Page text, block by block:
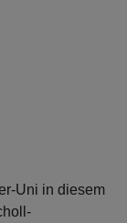
Uni in diesem